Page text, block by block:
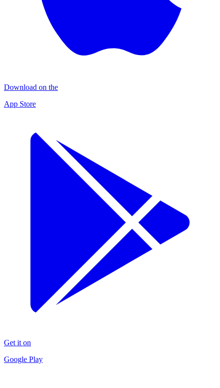
Download on the
App Store
Get it on
Google Play